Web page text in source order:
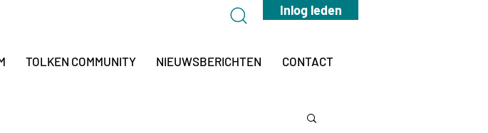
Inlog leden
TOLKEN COMMUNITY NIEUWSBERICHTEN CONTACT